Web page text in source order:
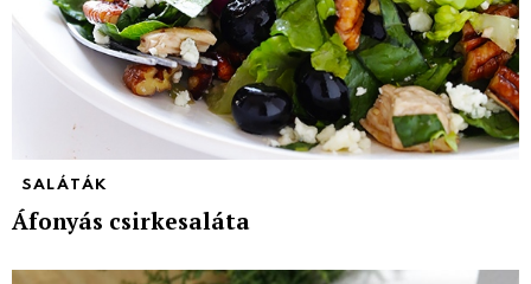
SALÁTÁK
Áfonyás csirkesaláta